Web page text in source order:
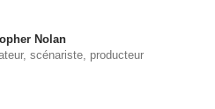
Nolan
scénariste, producteur